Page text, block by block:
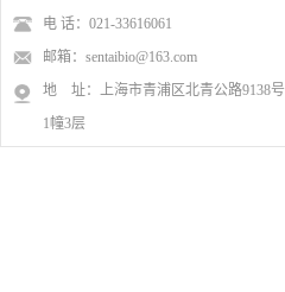
电 话：021-33616061
邮箱：sentaibio@163.com
地 址：上海市青浦区北青公路9138号
1幢3层